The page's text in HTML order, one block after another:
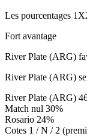
Les pourcentages
Fort avantage
River Plate (ARG)
River Plate (ARG)
River Plate (ARG)
Match nul 30%
Rosario 24%
Cotes 1 / N / 2